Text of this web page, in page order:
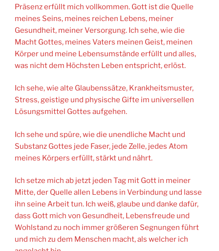
Präsenz erfüllt mich vollkommen. Gott ist die Quelle
meines Seins, meines reichen Lebens, meiner
Gesundheit, meiner Versorgung. Ich sehe, wie die
Macht Gottes, meines Vaters meinen Geist, meinen
Körper und meine Lebensumstände erfüllt und alles,
was nicht dem Höchsten Leben entspricht, erlöst.
Ich sehe, wie alte Glaubenssätze, Krankheitsmuster,
Stress, geistige und physische Gifte im universellen
Lösungsmittel Gottes aufgehen.
Ich sehe und spüre, wie die unendliche Macht und
Substanz Gottes jede Faser, jede Zelle, jedes Atom
meines Körpers erfüllt, stärkt und nährt.
Ich setze mich ab jetzt jeden Tag mit Gott in meiner
Mitte, der Quelle allen Lebens in Verbindung und lasse
ihn seine Arbeit tun. Ich weiß, glaube und danke dafür,
dass Gott mich von Gesundheit, Lebensfreude und
Wohlstand zu noch immer größeren Segnungen führt
und mich zu dem Menschen macht, als welcher ich